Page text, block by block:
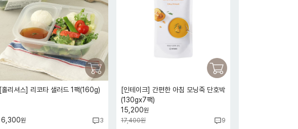
[홀리셔스] 리코타 샐러드 1팩(160g)
6,300원 3
[인테이크] 간편한 아침 모닝죽 단호박
(130gx7팩)
15,200원
17,400원
9